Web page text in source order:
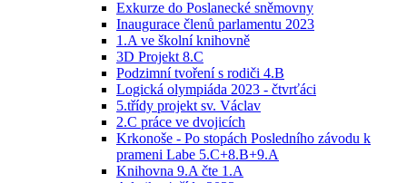
Exkurze do Poslanecké sněmovny
Inaugurace členů parlamentu 2023
1.A ve školní knihovně
3D Projekt 8.C
Podzimní tvoření s rodiči 4.B
Logická olympiáda 2023 - čtvrťáci
5.třídy projekt sv. Václav
2.C práce ve dvojicích
Krkonoše - Po stopách Posledního závodu k
prameni Labe 5.C+8.B+9.A
Knihovna 9.A čte 1.A